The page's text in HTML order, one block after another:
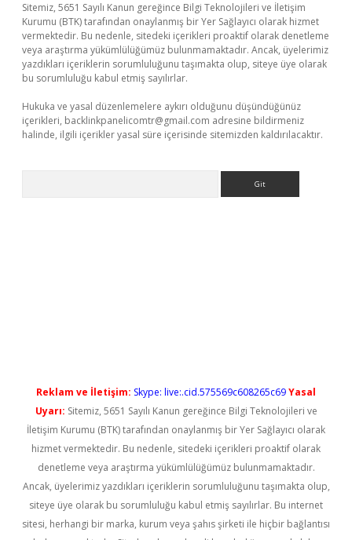
Sitemiz, 5651 Sayılı Kanun gereğince Bilgi Teknolojileri ve İletişim
Kurumu (BTK) tarafından onaylanmış bir Yer Sağlayıcı olarak hizmet
vermektedir. Bu nedenle, sitedeki içerikleri proaktif olarak denetleme
veya araştırma yükümlülüğümüz bulunmamaktadır. Ancak, üyelerimiz
yazdıkları içeriklerin sorumluluğunu taşımakta olup, siteye üye olarak
bu sorumluluğu kabul etmiş sayılırlar.
Hukuka ve yasal düzenlemelere aykırı olduğunu düşündüğünüz
içerikleri, backlinkpanelicomtr@gmail.com adresine bildirmeniz
halinde, ilgili içerikler yasal süre içerisinde sitemizden kaldırılacaktır.
Reklam ve İletişim: Skype: live:.cid.575569c608265c69Yasal
Uyarı: Sitemiz, 5651 Sayılı Kanun gereğince Bilgi Teknolojileri ve
İletişim Kurumu (BTK) tarafından onaylanmış bir Yer Sağlayıcı olarak
hizmet vermektedir. Bu nedenle, sitedeki içerikleri proaktif olarak
denetleme veya araştırma yükümlülüğümüz bulunmamaktadır.
Ancak, üyelerimiz yazdıkları içeriklerin sorumluluğunu taşımakta olup,
siteye üye olarak bu sorumluluğu kabul etmiş sayılırlar. Bu internet
sitesi, herhangi bir marka, kurum veya şahıs şirketi ile hiçbir bağlantısı